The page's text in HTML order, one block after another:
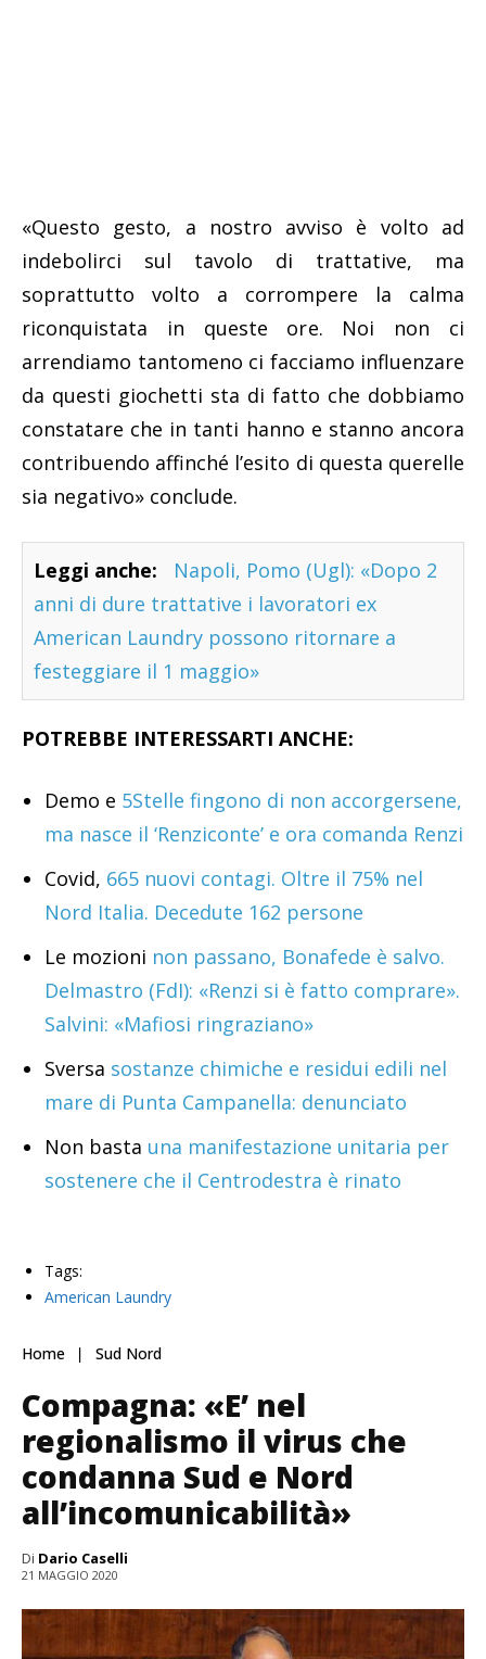
«Questo gesto, a nostro avviso è volto ad
indebolirci sul tavolo di trattative, ma
soprattutto volto a corrompere la calma
riconquistata in queste ore. Noi non ci
arrendiamo tantomeno ci facciamo influenzare
da questi giochetti sta di fatto che dobbiamo
constatare che in tanti hanno e stanno ancora
contribuendo affinché l’esito di questa querelle
sia negativo» conclude.
Leggi anche:
Napoli, Pomo (Ugl): «Dopo 2
anni di dure trattative i lavoratori ex
American Laundry possono ritornare a
festeggiare il 1 maggio»
POTREBBE INTERESSARTI ANCHE:
Demo e 5Stelle fingono di non accorgersene,
ma nasce il ‘Renziconte’ e ora comanda Renzi
Covid, 665 nuovi contagi. Oltre il 75% nel
Nord Italia. Decedute 162 persone
Le mozioni non passano, Bonafede è salvo.
Delmastro (FdI): «Renzi si è fatto comprare».
Salvini: «Mafiosi ringraziano»
Sversa sostanze chimiche e residui edili nel
mare di Punta Campanella: denunciato
Non basta una manifestazione unitaria per
sostenere che il Centrodestra è rinato
Tags:
American Laundry
Home Sud Nord
Compagna: «E’ nel
regionalismo il virus che
condanna Sud e Nord
all’incomunicabilità»
Di Dario Caselli
21 MAGGIO 2020